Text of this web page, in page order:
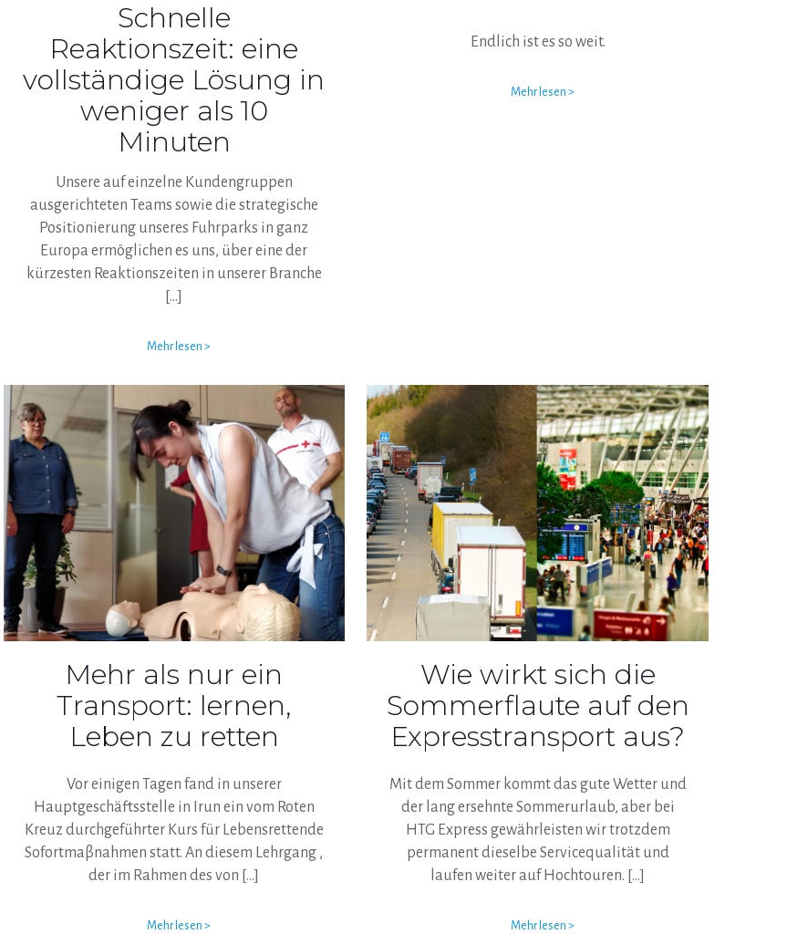
Schnelle
Reaktionszeit: eine
vollständige Lösung in
weniger als 10
Minuten
Unsere auf einzelne Kundengruppen
ausgerichteten Teams sowie die strategische
Positionierung unseres Fuhrparks in ganz
Europa ermöglichen es uns, über eine der
kürzesten Reaktionszeiten in unserer Branche
[…]
Mehr lesen >
Endlich ist es so weit.
Mehr lesen >
Mehr als nur ein
Transport: lernen,
Leben zu retten
Vor einigen Tagen fand in unserer
Hauptgeschäftsstelle in Irun ein vom Roten
Kreuz durchgeführter Kurs für Lebensrettende
Sofortmaβnahmen statt. An diesem Lehrgang ,
der im Rahmen des von […]
Mehr lesen >
Wie wirkt sich die
Sommerflaute auf den
Expresstransport aus?
Mit dem Sommer kommt das gute Wetter und
der lang ersehnte Sommerurlaub, aber bei
HTG Express gewährleisten wir trotzdem
permanent dieselbe Servicequalität und
laufen weiter auf Hochtouren. […]
Mehr lesen >